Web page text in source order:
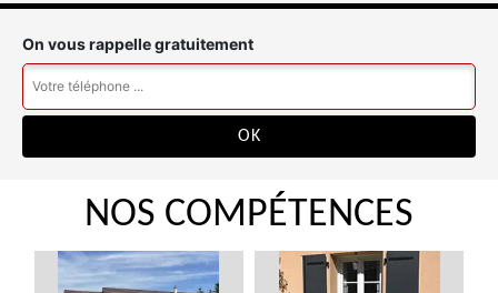
On vous rappelle gratuitement
NOS COMPÉTENCES